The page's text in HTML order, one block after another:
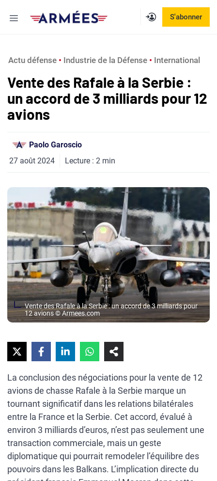
S'abonner
Menu
Actu défense • Industrie de la Défense • International
Vente des Rafale à la Serbie :
un accord de 3 milliards pour 12
avions
Paolo Garoscio
27 août 2024
Lecture : 2 min
Vente des Rafale à la Serbie : un accord de 3 milliards pour
12 avions © Armees.com
La conclusion des négociations pour la vente de 12
avions de chasse Rafale à la Serbie marque un
tournant significatif dans les relations bilatérales
entre la France et la Serbie. Cet accord, évalué à
environ 3 milliards d’euros, n’est pas seulement une
transaction commerciale, mais un geste
diplomatique qui pourrait remodeler l’équilibre des
pouvoirs dans les Balkans. L’implication directe du